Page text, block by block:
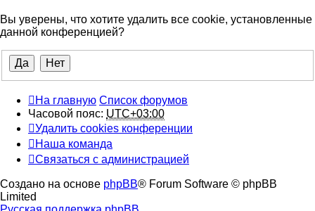
Вы уверены, что хотите удалить все cookie, установленные
данной конференцией?
На главную Список форумов
Часовой пояс: UTC+03:00
Удалить cookies конференции
Наша команда
Связаться с администрацией
Создано на основе phpBB® Forum Software © phpBB
Limited